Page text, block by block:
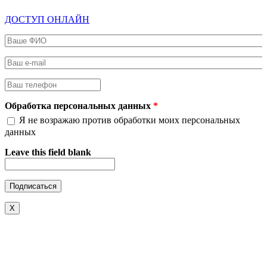
ДОСТУП ОНЛАЙН
Ваше ФИО
Ваш e-mail
Ваш телефон
Обработка персональных данных *
Я не возражаю против обработки моих персональных
данных
Leave this field blank
X